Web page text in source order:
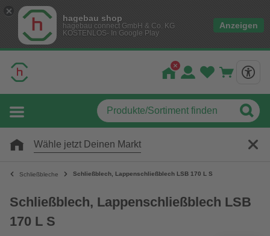
hagebau shop
hagebau connect GmbH & Co. KG
KOSTENLOS- In Google Play
Anzeigen
Wähle jetzt Deinen Markt
Schließbleche Schließblech, Lappenschließblech LSB 170 L S
Schließblech, Lappenschließblech LSB
170 L S